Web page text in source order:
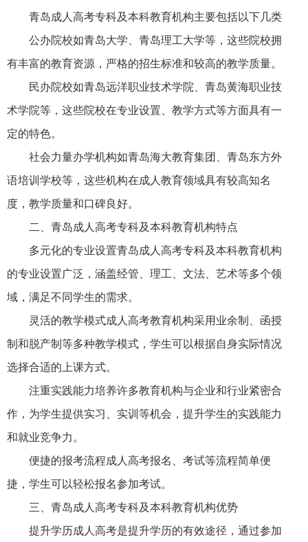
青岛成人高考专科及本科教育机构主要包括以下几类
公办院校如青岛大学、青岛理工大学等，这些院校拥
有丰富的教育资源，严格的招生标准和较高的教学质量。
民办院校如青岛远洋职业技术学院、青岛黄海职业技
术学院等，这些院校在专业设置、教学方式等方面具有一
定的特色。
社会力量办学机构如青岛海大教育集团、青岛东方外
语培训学校等，这些机构在成人教育领域具有较高知名
度，教学质量和口碑良好。
二、青岛成人高考专科及本科教育机构特点
多元化的专业设置青岛成人高考专科及本科教育机构
的专业设置广泛，涵盖经管、理工、文法、艺术等多个领
域，满足不同学生的需求。
灵活的教学模式成人高考教育机构采用业余制、函授
制和脱产制等多种教学模式，学生可以根据自身实际情况
选择合适的上课方式。
注重实践能力培养许多教育机构与企业和行业紧密合
作，为学生提供实习、实训等机会，提升学生的实践能力
和就业竞争力。
便捷的报考流程成人高考报名、考试等流程简单便
捷，学生可以轻松报名参加考试。
三、青岛成人高考专科及本科教育机构优势
提升学历成人高考是提升学历的有效途径，通过参加